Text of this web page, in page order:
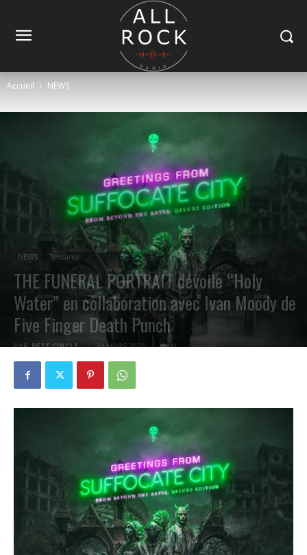
Accueil NEWS
NEWS Tendance
THE FUNERAL PORTRAIT dévoile “Holy
Water” en collaboration avec Ivan Moody de
Five Finger Death Punch
PAR PETE CIRCLE 24 MARS 2025 0